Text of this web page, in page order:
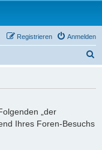
Anmelden
Registrieren
„der
Ihres Foren-Besuchs